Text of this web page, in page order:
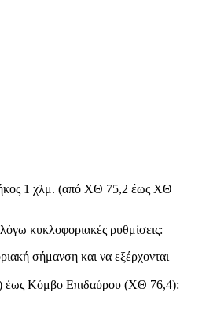
μήκος 1 χλμ. (από ΧΘ 75,2 έως ΧΘ
κυκλοφοριακές ρυθμίσεις:
σήμανση και να εξέρχονται
έως Κόμβο Επιδαύρου (ΧΘ 76,4):